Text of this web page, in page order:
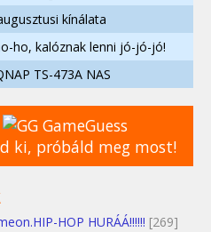
kínálata
ho, kalóznak lenni jó-jó-jó!
TS-473A NAS
ki, próbáld meg most!
HOP HURÁÁ!!!!!! [269]